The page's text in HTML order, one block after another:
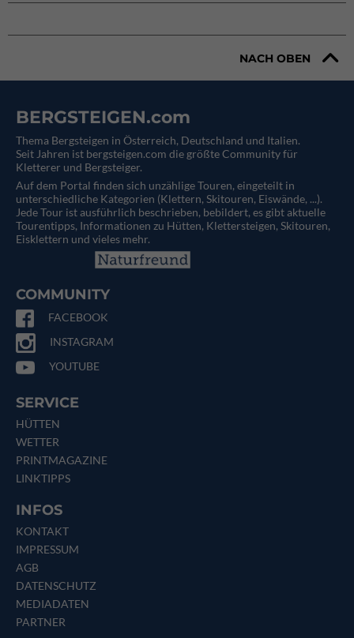
NACH OBEN
BERGSTEIGEN.com
Thema Bergsteigen in Österreich, Deutschland und Italien.
Seit Jahren ist bergsteigen.com die größte Community für
Kletterer und Bergsteiger.
Auf dem Portal finden sich unzählige Touren, eingeteilt in
unterschiedliche Kategorien (Klettern, Skitouren, Eiswände, ...).
Jede Tour ist ausführlich beschrieben, bebildert, es gibt aktuelle
Tourentipps, Informationen zu Hütten, Klettersteigen, Skitouren,
Eisklettern und vieles mehr.
COMMUNITY
FACEBOOK
INSTAGRAM
YOUTUBE
SERVICE
HÜTTEN
WETTER
PRINTMAGAZINE
LINKTIPPS
INFOS
KONTAKT
IMPRESSUM
AGB
DATENSCHUTZ
MEDIADATEN
PARTNER